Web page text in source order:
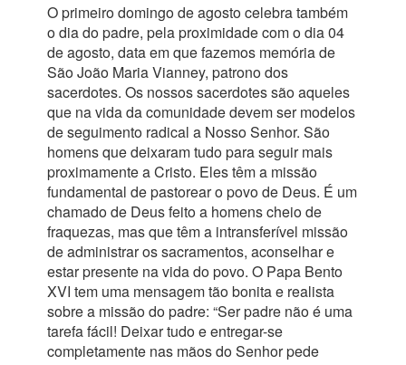
O primeiro domingo de agosto celebra também
o dia do padre, pela proximidade com o dia 04
de agosto, data em que fazemos memória de
São João Maria Vianney, patrono dos
sacerdotes. Os nossos sacerdotes são aqueles
que na vida da comunidade devem ser modelos
de seguimento radical a Nosso Senhor. São
homens que deixaram tudo para seguir mais
proximamente a Cristo. Eles têm a missão
fundamental de pastorear o povo de Deus. É um
chamado de Deus feito a homens cheio de
fraquezas, mas que têm a intransferível missão
de administrar os sacramentos, aconselhar e
estar presente na vida do povo. O Papa Bento
XVI tem uma mensagem tão bonita e realista
sobre a missão do padre: “Ser padre não é uma
tarefa fácil! Deixar tudo e entregar-se
completamente nas mãos do Senhor pede